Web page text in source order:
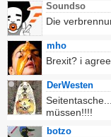
Soundso
Die
mho
Brexit? i
DerWesten
müssen!!!!
botzo